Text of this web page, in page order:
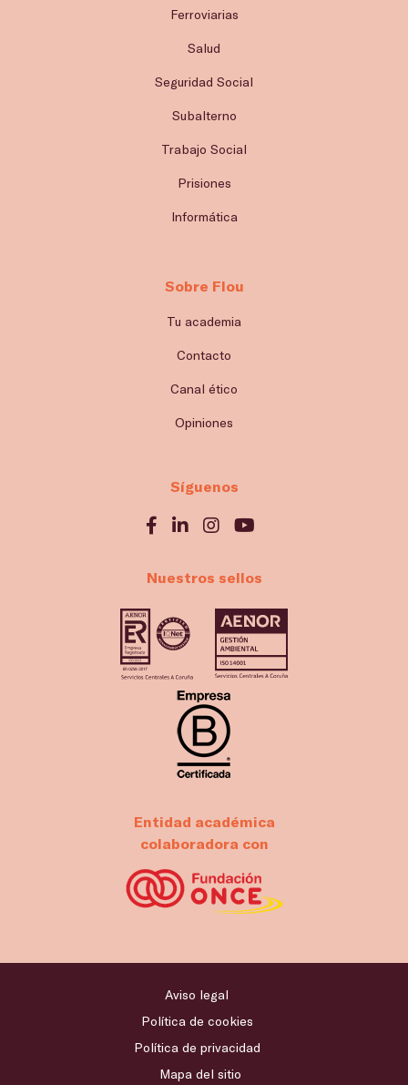
Ferroviarias
Salud
Seguridad Social
Subalterno
Trabajo Social
Prisiones
Informática
Sobre Flou
Tu academia
Contacto
Canal ético
Opiniones
Síguenos
Nuestros sellos
Entidad académica
colaboradora con
Aviso legal
Política de cookies
Política de privacidad
Mapa del sitio